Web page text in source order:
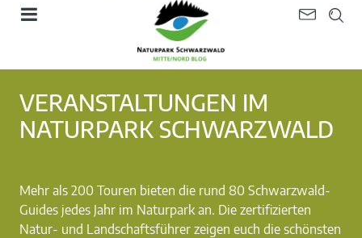
VERANSTALTUNGEN IM
NATURPARK SCHWARZWALD
Mehr als 200 Touren bieten die rund 80 Schwarzwald-
Guides jedes Jahr im Naturpark an. Die zertifizierten
Natur- und Landschaftsführer zeigen euch die schönsten